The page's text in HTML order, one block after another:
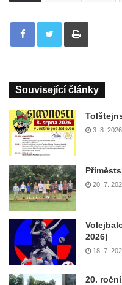
Tisknout
Související články
3. 8. 2026
20. 7.
2026)
18. 7.
20.